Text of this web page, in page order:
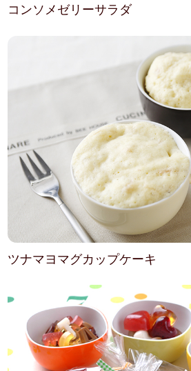
コンソメゼリーサラダ
ツナマヨマグカップケーキ